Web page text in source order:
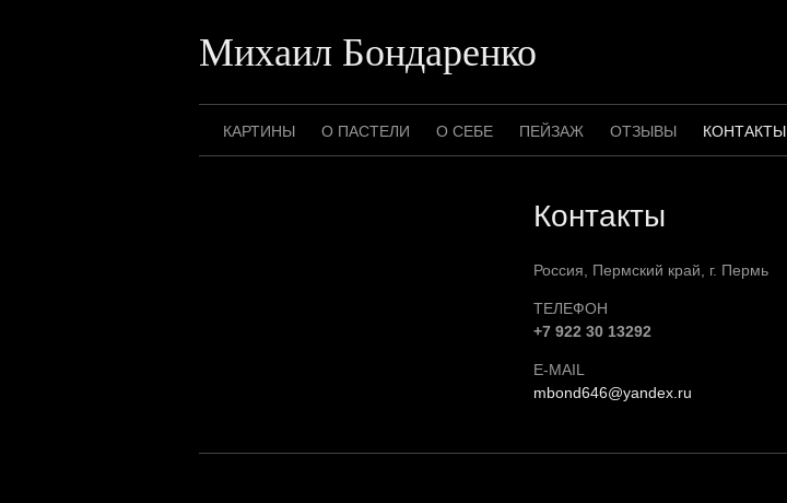
Михаил Бондаренко
КАРТИНЫ О ПАСТЕЛИ О СЕБЕ ПЕЙЗАЖ ОТЗЫВЫ КОНТАКТЫ
Контакты
Россия, Пермский край, г. Пермь
ТЕЛЕФОН
+7 922 30 13292
E-MAIL
mbond646@yandex.ru